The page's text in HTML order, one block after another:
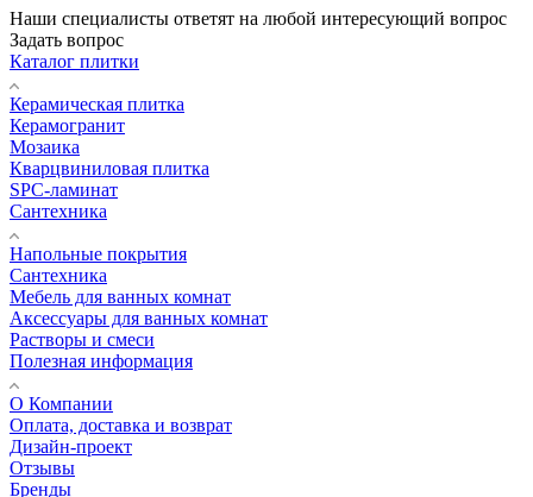
Наши специалисты ответят на любой интересующий вопрос
Задать вопрос
Каталог плитки
Керамическая плитка
Керамогранит
Мозаика
Кварцвиниловая плитка
SPC-ламинат
Сантехника
Напольные покрытия
Сантехника
Мебель для ванных комнат
Аксессуары для ванных комнат
Растворы и смеси
Полезная информация
О Компании
Оплата, доставка и возврат
Дизайн-проект
Отзывы
Бренды